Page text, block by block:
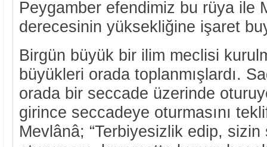
Peygamber efendimiz bu rüya ile
derecesinin yüksekliğine işaret
Birgün büyük bir ilim meclisi
büyükleri orada toplanmışlardı.
orada bir seccade üzerinde
girince seccadeye oturmasını
Mevlânâ; “Terbiyesizlik edip,